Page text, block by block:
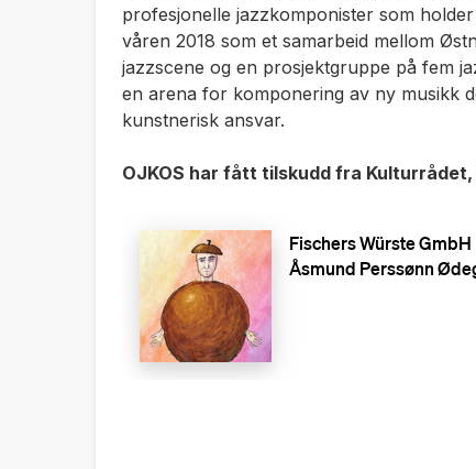
profesjonelle jazzkomponister som
våren 2018 som et samarbeid mellom
jazzscene og en prosjektgruppe på fem
en arena for komponering av ny musikk
kunstnerisk ansvar.
OJKOS har fått tilskudd fra